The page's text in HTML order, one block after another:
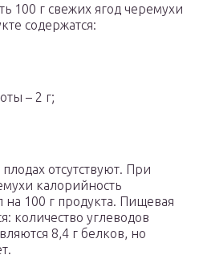
100 г свежих ягод черемухи
содержатся:
– 2 г;
отсутствуют. При
калорийность
на 100 г продукта. Пищевая
количество углеводов
8,4 г белков, но